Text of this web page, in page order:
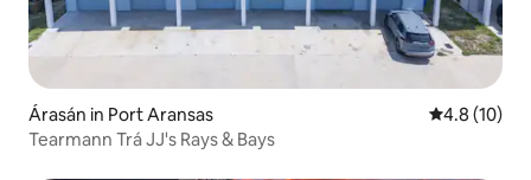
Árasán in Port Aransas Meánrátáil
4.8 (10)
Tearmann Trá JJ's Rays & Bays